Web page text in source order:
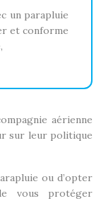
un parapluie
et conforme
aérienne
sur leur politique
ou d’opter
vous protéger